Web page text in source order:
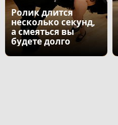
Ролик длится
несколько секунд,
а смеяться вы
будете долго